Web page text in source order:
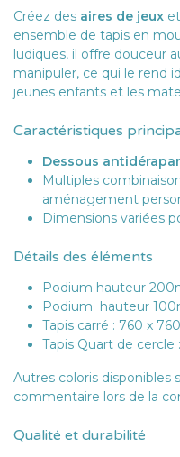
Créez des aires de jeux
ensemble de tapis en
ludiques, il offre douceur
manipuler, ce qui le rend
jeunes enfants et les
Caractéristiques
Dessous
Multiples
aménagement
Dimensions variées
Détails des éléments
Podium hauteur
Podium hauteur
Tapis carré : 760 x
Tapis Quart de
Autres coloris disponibles
commentaire lors de la
Qualité et durabilité